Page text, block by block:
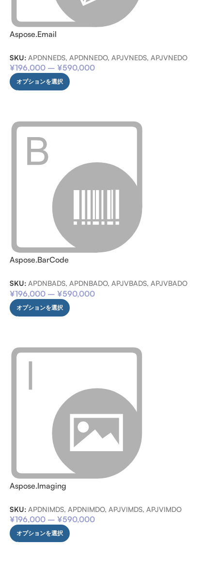
Aspose.Email
SKU: APDNNEDS, APDNNEDO, APJVNEDS, APJVNEDO
¥196,000 – ¥590,000
オプションを選択
Aspose.BarCode
SKU: APDNBADS, APDNBADO, APJVBADS, APJVBADO
¥196,000 – ¥590,000
オプションを選択
Aspose.Imaging
SKU: APDNIMDS, APDNIMDO, APJVIMDS, APJVIMDO
¥196,000 – ¥590,000
オプションを選択